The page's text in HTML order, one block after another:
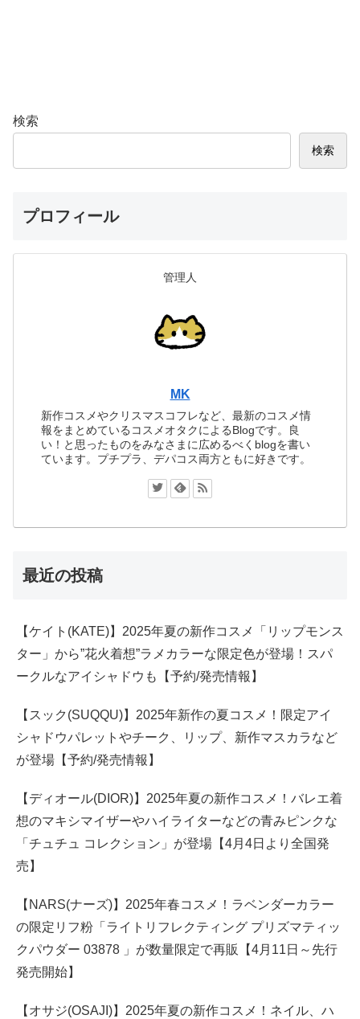
検索
検索
プロフィール
管理人
MK
新作コスメやクリスマスコフレなど、最新のコスメ情
報をまとめているコスメオタクによるBlogです。良
い！と思ったものをみなさまに広めるべくblogを書い
ています。プチプラ、デパコス両方ともに好きです。
最近の投稿
【ケイト(KATE)】2025年夏の新作コスメ「リップモンス
ター」から”花火着想”ラメカラーな限定色が登場！スパ
ークルなアイシャドウも【予約/発売情報】
【スック(SUQQU)】2025年新作の夏コスメ！限定アイ
シャドウパレットやチーク、リップ、新作マスカラなど
が登場【予約/発売情報】
【ディオール(DIOR)】2025年夏の新作コスメ！バレエ着
想のマキシマイザーやハイライターなどの青みピンクな
「チュチュ コレクション」が登場【4月4日より全国発
売】
【NARS(ナーズ)】2025年春コスメ！ラベンダーカラー
の限定リフ粉「ライトリフレクティング プリズマティッ
クパウダー 03878 」が数量限定で再販【4月11日～先行
発売開始】
【オサジ(OSAJI)】2025年夏の新作コスメ！ネイル、ハ